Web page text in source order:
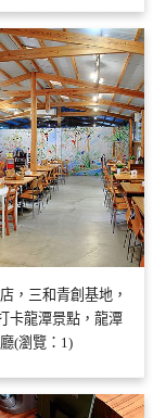
，三和青創基地，
卡龍潭景點，龍潭
(瀏覽：1)